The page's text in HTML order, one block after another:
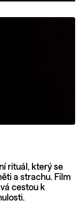
rituál, který se
a strachu. Film
cestou k